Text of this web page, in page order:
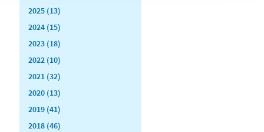
2025 (13)
2024 (15)
2023 (18)
2022 (10)
2021 (32)
2020 (13)
2019 (41)
2018 (46)